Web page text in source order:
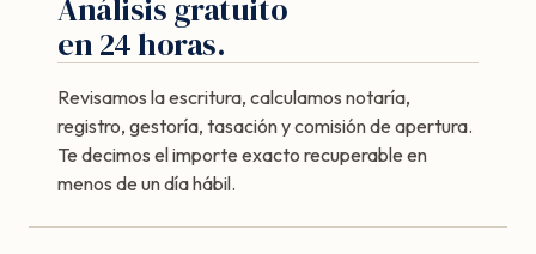
Análisis gratuito
en 24 horas.
Revisamos la escritura, calculamos notaría,
registro, gestoría, tasación y comisión de apertura.
Te decimos el importe exacto recuperable en
menos de un día hábil.